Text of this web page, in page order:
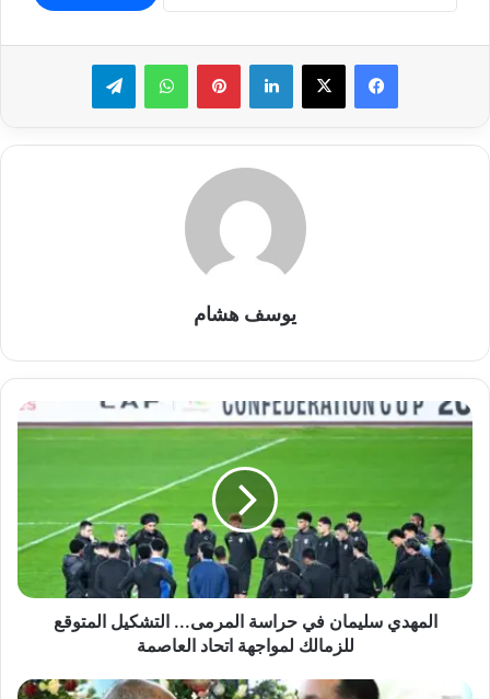
لينكدإن بينتيريستواتساب تيلقرام
يوسف هشام
المهدي
سليمان
التشكيل
المتوقع
للزمالك
لمواجهة
المهدي سليمان في حراسة المرمى... التشكيل المتوقع
للزمالك لمواجهة اتحاد العاصمة
رئيس